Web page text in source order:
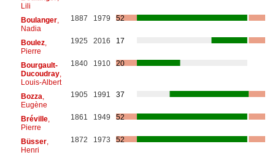
Lili
Boulanger,
Nadia
1887 1979 52
Boulez,
Pierre
1925 2016 17
Bourgault-
Ducoudray,
Louis-Albert
1840 1910 20
Bozza
Eugène
1905 1991 37
Bréville,
Pierre
1861 1949 52
Büsser,
Henri
1872 1973 52